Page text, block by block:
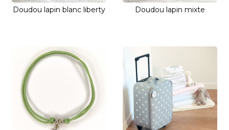
Doudou lapin blanc liberty Doudou lapin mixte